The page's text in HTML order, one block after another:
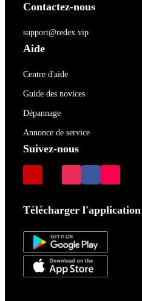
Contactez-nous
support@redex.vip
Aide
Centre d'aide
Guide des novices
Dépannage
Annonce de service
Suivez-nous
Télécharger l'application